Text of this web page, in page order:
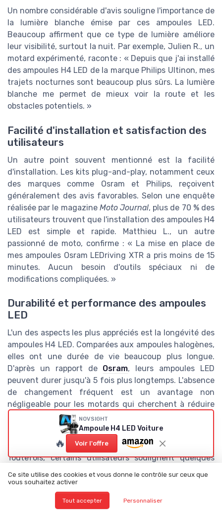
Un nombre considérable d'avis souligne l'importance de
la lumière blanche émise par ces ampoules LED.
Beaucoup affirment que ce type de lumière améliore
leur visibilité, surtout la nuit. Par exemple, Julien R., un
motard expérimenté, raconte : « Depuis que j'ai installé
des ampoules H4 LED de la marque Philips Ultinon, mes
trajets nocturnes sont beaucoup plus sûrs. La lumière
blanche me permet de mieux voir la route et les
obstacles potentiels. »
Facilité d'installation et satisfaction des
utilisateurs
Un autre point souvent mentionné est la facilité
d'installation. Les kits plug-and-play, notamment ceux
des marques comme Osram et Philips, reçoivent
généralement des avis favorables. Selon une enquête
réalisée par le magazine Moto Journal, plus de 70 % des
utilisateurs trouvent que l'installation des ampoules H4
LED est simple et rapide. Matthieu L., un autre
passionné de moto, confirme : « La mise en place de
mes ampoules Osram LEDriving XTR a pris moins de 15
minutes. Aucun besoin d'outils spéciaux ni de
modifications compliquées. »
Durabilité et performance des ampoules
LED
L'un des aspects les plus appréciés est la longévité des
ampoules H4 LED. Comparées aux ampoules halogènes,
elles ont une durée de vie beaucoup plus longue.
D'après un rapport de Osram, leurs ampoules LED
peuvent durer jusqu'à 5 fois plus longtemps. L'absence
de changement fréquent est un avantage non
négligeable pour les motards qui cherchent à réduire
les coûts d'entretien.
Quelques bémols à prendre en compte
Toutefois, certains utilisateurs soulignent quelques
des ampoules LED par rapport aux halogènes. Un autre
point soulevé est la possibilité de surchauffe pour
certains modèles, surtout en absence de systèmes de
NOVSIGHT
Ampoule H4 LED Voiture
🔥 Voir l'offre
Ce site utilise des cookies et vous donne le contrôle sur ceux que
vous souhaitez activer
Tout accepter Personnaliser